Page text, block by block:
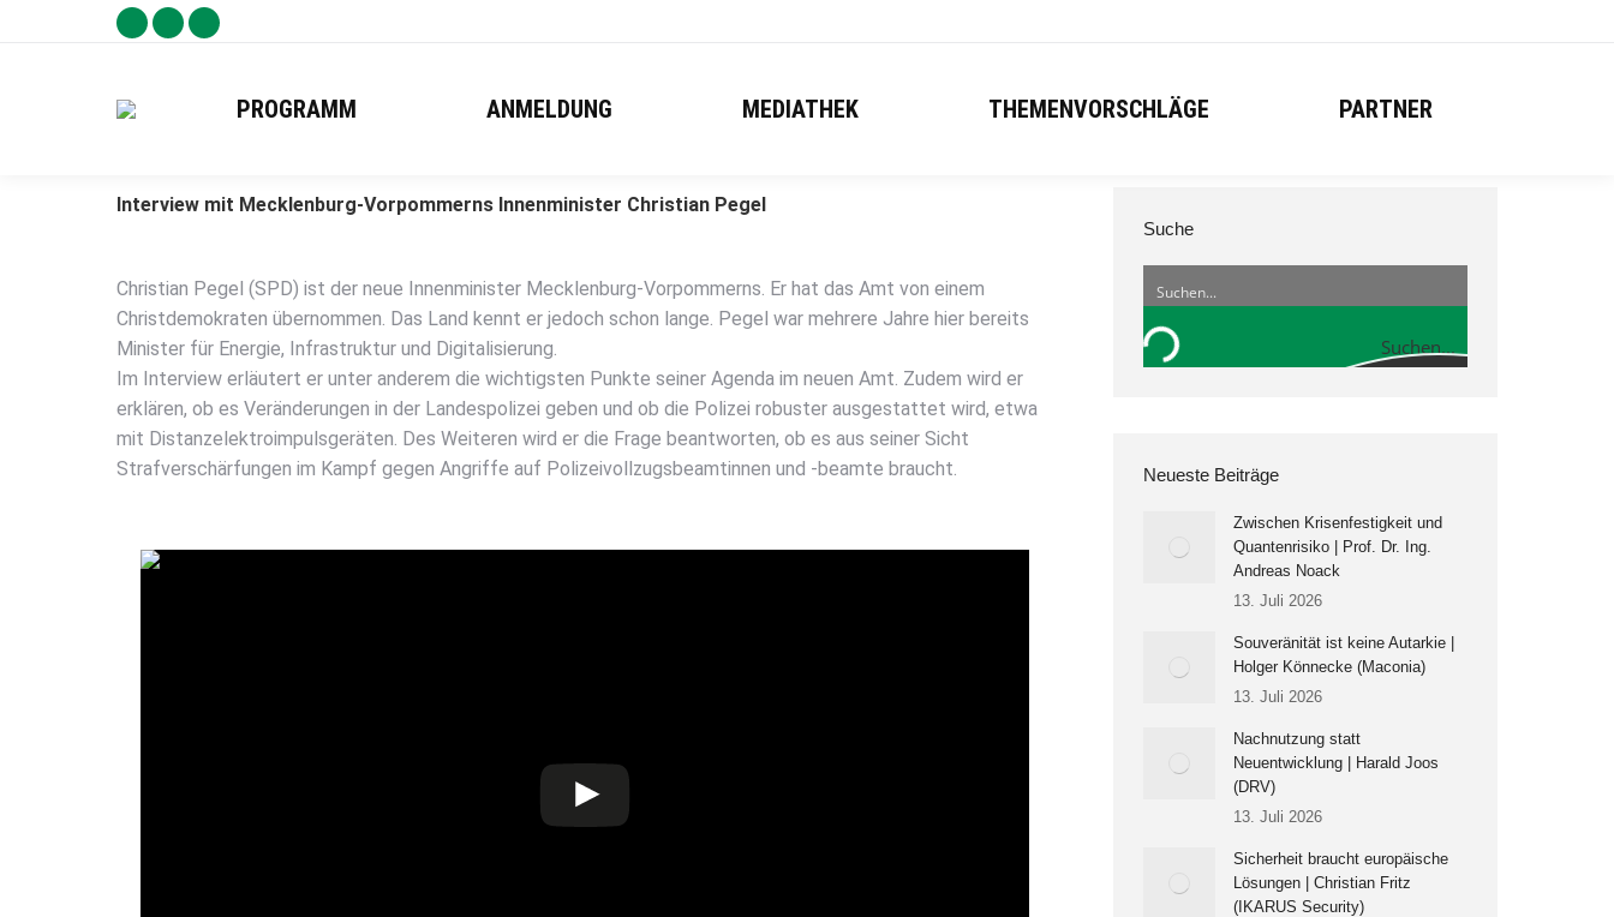
Facebook
wird
neuen
X
neuen
YouTube
neuen
PROGRAMM ANMELDUNG MEDIATHEK THEMENVORSCHLÄGE PARTNER
Interview mit Mecklenburg-Vorpommerns Innenminister Christian Pegel
Christian Pegel (SPD) ist der neue Innenminister Mecklenburg-Vorpommerns. Er hat das Amt von einem
Christdemokraten übernommen. Das Land kennt er jedoch schon lange. Pegel war mehrere Jahre hier bereits
Minister für Energie, Infrastruktur und Digitalisierung.
Im Interview erläutert er unter anderem die wichtigsten Punkte seiner Agenda im neuen Amt. Zudem wird er
erklären, ob es Veränderungen in der Landespolizei geben und ob die Polizei robuster ausgestattet wird, etwa
mit Distanzelektroimpulsgeräten. Des Weiteren wird er die Frage beantworten, ob es aus seiner Sicht
Strafverschärfungen im Kampf gegen Angriffe auf Polizeivollzugsbeamtinnen und -beamte braucht.
Suche
Suchen...
Neueste Beiträge
Zwischen Krisenfestigkeit und
Quantenrisiko | Prof. Dr. Ing.
Andreas Noack
13. Juli 2026
Souveränität ist keine Autarkie |
Holger Könnecke (Maconia)
13. Juli 2026
Nachnutzung statt
Neuentwicklung | Harald Joos
(DRV)
13. Juli 2026
Sicherheit braucht europäische
Lösungen | Christian Fritz
(IKARUS Security)